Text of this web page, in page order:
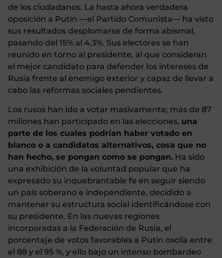
de los ciudadanos. La hasta ahora verdadera
oposición a Putin —el Partido Comunista— ha visto
sus resultados desplomarse de forma abismal,
pasando del 15% al 4,3%. Sus electores se han
reunido en torno al presidente, al que consideran
el mejor candidato para defender los intereses de
Rusia frente al enemigo exterior y capaz de llevar a
cabo las reformas sociales pendientes.
Los rusos han ido a votar masivamente; más de 87
millones han participado en las elecciones, una
parte de los cuales podrían haber votado en
blanco o a candidatos alternativos, cosa que no
han hecho, se pongan como se pongan. Ha sido
una exhibición de la voluntad popular que ha
expresado su inquebrantable fe en seguir siendo
un país soberano e independiente, decidido a
mantener su estructura social identificándose con
su presidente. En las nuevas regiones
incorporadas a la Federación de Rusia, el
porcentaje de votos favorables a Putin oscila entre
el 88 y el 95 %, y ello bajo un intenso bombardeo